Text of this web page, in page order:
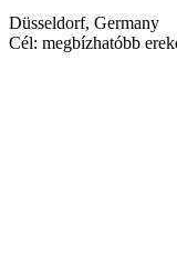
Düsseldorf, Germany
Cél: megbízhatóbb